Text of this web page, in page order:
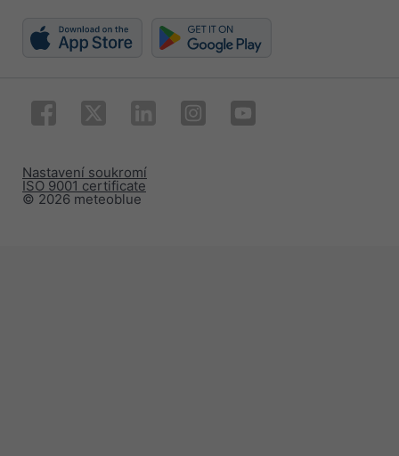
© 2026 meteoblue
ISO 9001 certificate
Nastavení soukromí